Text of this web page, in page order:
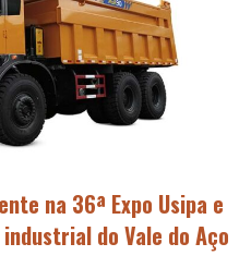
na 36ª Expo Usipa e
do Vale do Aço